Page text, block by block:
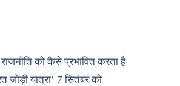
को कैसे प्रभावित करता है
जोड़ी यात्रा’ 7 सितंबर को